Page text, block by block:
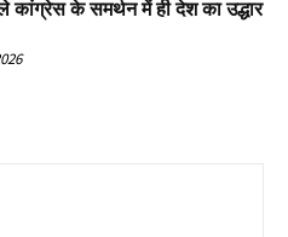
कांग्रेस के समर्थन में ही देश का उद्धार